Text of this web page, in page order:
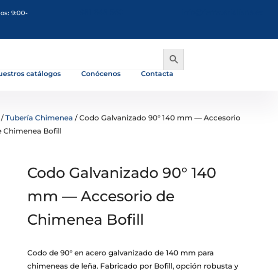
9:00-
catálogos Conócenos Contacta
/Tubería Chimenea / Codo Galvanizado 90° 140 mm — Accesorio
Chimenea Bofill
Codo Galvanizado 90° 140
mm — Accesorio de
Chimenea Bofill
Codo de 90° en acero galvanizado de 140 mm para
chimeneas de leña. Fabricado por Bofill, opción robusta y